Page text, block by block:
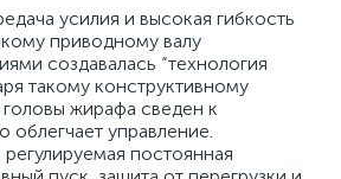
усилия и высокая гибкость
приводному валу
создавалась “технология
такому конструктивному
жирафа сведен к
облегчает управление.
постоянная